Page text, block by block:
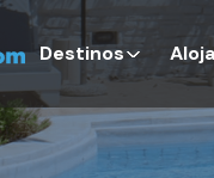
Destinos